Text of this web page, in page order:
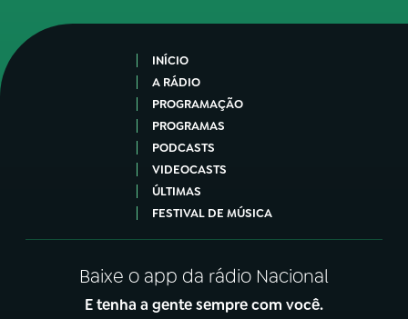
INÍCIO
A RÁDIO
PROGRAMAÇÃO
PROGRAMAS
PODCASTS
VIDEOCASTS
ÚLTIMAS
FESTIVAL DE MÚSICA
Baixe o app da rádio Nacional
E tenha a gente sempre com você.